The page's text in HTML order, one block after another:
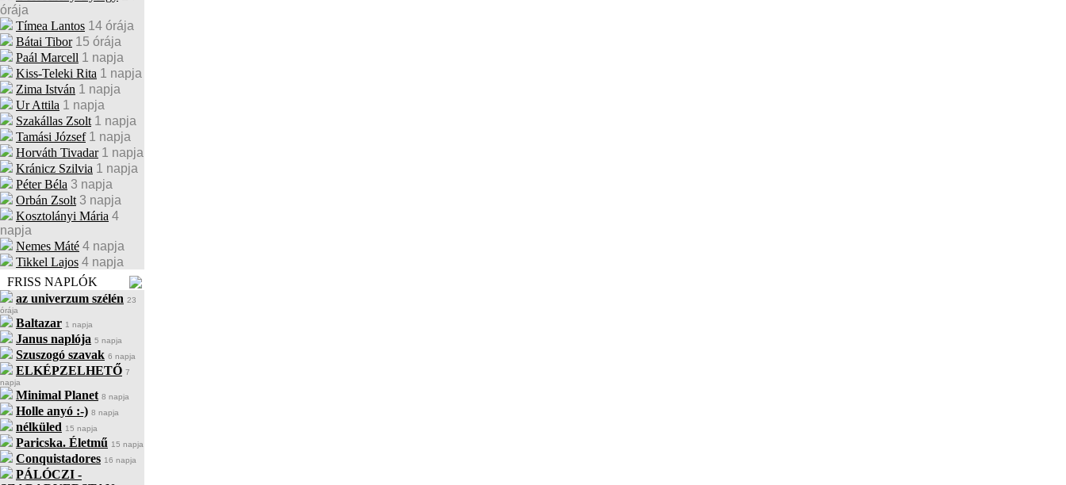
órája
Tímea Lantos 14 órája
Bátai Tibor 15 órája
Paál Marcell 1 napja
Kiss-Teleki Rita 1 napja
Zima István 1 napja
Ur Attila 1 napja
Szakállas Zsolt 1 napja
Tamási József 1 napja
Horváth Tivadar 1 napja
Kránicz Szilvia 1 napja
Péter Béla 3 napja
Orbán Zsolt 3 napja
Kosztolányi Mária 4
napja
Nemes Máté 4 napja
Tikkel Lajos 4 napja
FRISS NAPLÓK
az univerzum szélén 23
órája
Baltazar 1 napja
Janus naplója 5 napja
Szuszogó szavak 6 napja
ELKÉPZELHETŐ 7
napja
Minimal Planet 8 napja
Holle anyó :-) 8 napja
nélküled 15 napja
Paricska. Életmű 15 napja
Conquistadores 16 napja
PÁLÓCZI -